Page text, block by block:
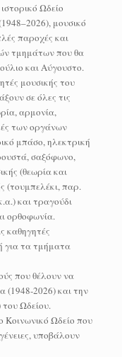
Ωδείο
μουσικό
παροχές και
τμημάτων που θα
και Αύγουστο.
μουσικής του
σε όλες τις
αρμονία,
των οργάνων
μπάσο, ηλεκτρική
σαξόφωνο,
(θεωρία και
(τουμπελέκι, παρ.
και τραγούδι
ορθοφωνία.
καθηγητές
για τα τμήματα
που θέλουν να
(1948-2026) και την
Ωδείου.
Κοινωνικό Ωδείο που
υποβάλουν